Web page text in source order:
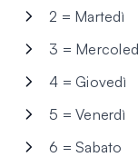
2 = Martedì
3 =
4 = Giovedì
5 = Venerdì
6 = Sabato